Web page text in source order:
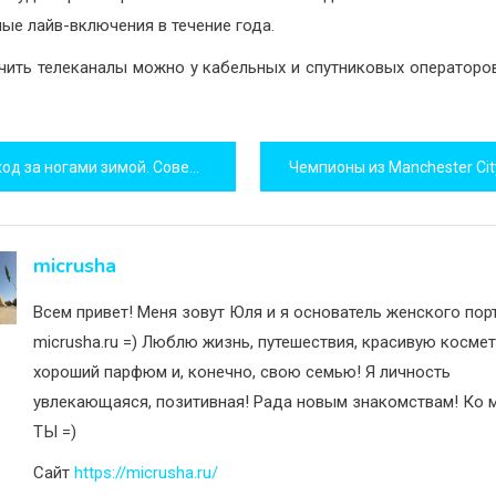
лайв-включения в течение года.
телеканалы можно у кабельных и спутниковых
за ногами зимой. Советы.
micrusha
Всем привет! Меня зовут Юля и я основатель женского
micrusha.ru =) Люблю жизнь, путешествия, красивую
хороший парфюм и, конечно, свою семью! Я личность
увлекающаяся, позитивная! Рада новым знакомствам! Ко
ТЫ =)
Сайт https://micrusha.ru/